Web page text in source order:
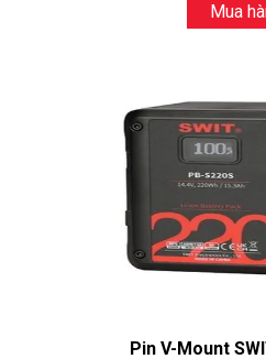
Mua
Pin V-Mount